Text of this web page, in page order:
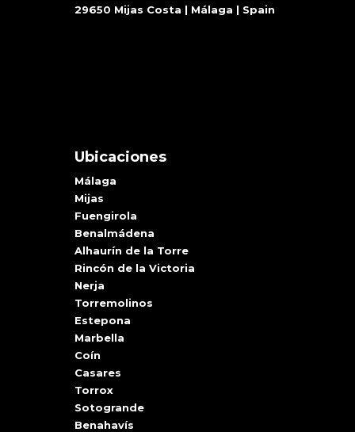
29650 Mijas Costa | Málaga | Spain
Ubicaciones
Málaga
Mijas
Fuengirola
Benalmádena
Alhaurín de la Torre
Rincón de la Victoria
Nerja
Torremolinos
Estepona
Marbella
Coín
Casares
Torrox
Sotogrande
Benahavís